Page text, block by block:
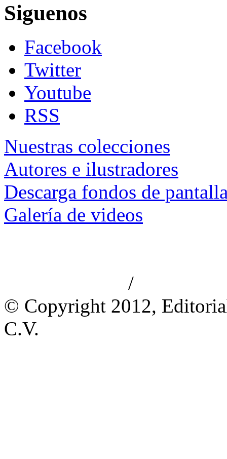
Siguenos
Facebook
Twitter
Youtube
RSS
Nuestras colecciones
Autores e ilustradores
Descarga fondos de
Galería de videos
/
© Copyright 2012,
C.V.